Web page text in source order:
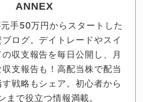
ANNEX
手50万円からスタートした
ブログ。デイトレードやスイ
収支報告を毎日公開し、月
支報告も！高配当株で配当
戦略もシェア。初心者から
まで役立つ情報満載。